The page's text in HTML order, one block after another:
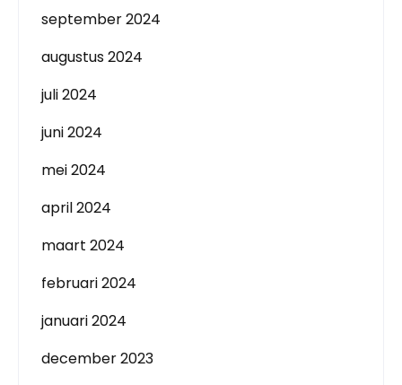
september 2024
augustus 2024
juli 2024
juni 2024
mei 2024
april 2024
maart 2024
februari 2024
januari 2024
december 2023